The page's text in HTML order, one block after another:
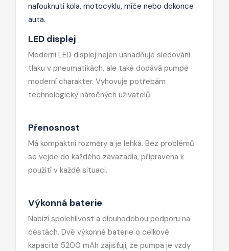
nafouknutí kola, motocyklu, míče nebo dokonce
auta.
LED displej
Moderní LED displej nejen usnadňuje sledování
tlaku v pneumatikách, ale také dodává pumpě
moderní charakter. Vyhovuje potřebám
technologicky náročných uživatelů.
Přenosnost
Má kompaktní rozměry a je lehká. Bez problémů
se vejde do každého zavazadla, připravena k
použití v každé situaci.
Výkonná baterie
Nabízí spolehlivost a dlouhodobou podporu na
cestách. Dvě výkonné baterie o celkové
kapacitě 5200 mAh zajišťují, že pumpa je vždy